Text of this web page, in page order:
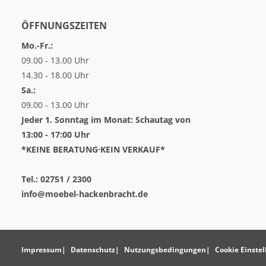
ÖFFNUNGSZEITEN
Mo.-Fr.:
09.00 - 13.00 Uhr
14.30 - 18.00 Uhr
Sa.:
09.00 - 13.00 Uhr
Jeder 1. Sonntag im Monat: Schautag von
13:00 - 17:00 Uhr
*KEINE BERATUNG·KEIN VERKAUF*
Tel.: 02751 / 2300
info@moebel-hackenbracht.de
Impressum Datenschutz Nutzungsbedingungen Cookie